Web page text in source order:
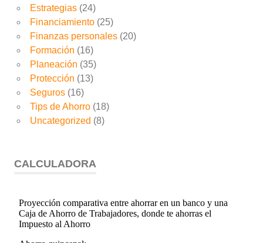
Estrategias(24)
Financiamiento(25)
Finanzas personales(20)
Formación (16)
Planeación (35)
Protección (13)
Seguros(16)
Tips de Ahorro(18)
Uncategorized (8)
CALCULADORA